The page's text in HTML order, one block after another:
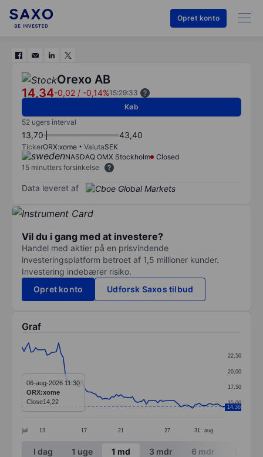
Opret konto
Orexo AB
14,34-0,02 / -0,14%15:29:33
Køb
52 ugers interval
13,70 43,40
TickerORX:xome ValutaSEK
NASDAQ OMX Stockholm
Closed
15 minutters forsinkelse
Data leveret af
Vil du i gang med at investere?
Handel med aktier på en prisvindende
investeringsplatform betroet af 1,5 millioner kunder.
Investering indebærer risiko.
Opret konto
Udforsk Saxos tilbud
Graf
Line chart with 89 data points.
The chart has 1 X axis displaying categories.
The chart has 1 Y axis displaying values. Data
jul 13 17 21 27 31 aug
15,00
17,50
20,00
22,50
14,36
06-aug-2026 11:30
ORX:xome
Close14,22
End of interactive chart.
I dag 1 uge 1 md 3 mdr 6 mdr